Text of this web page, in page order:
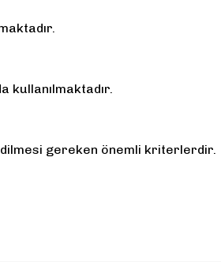
kullanılmaktadır.
gereken önemli kriterlerdir.